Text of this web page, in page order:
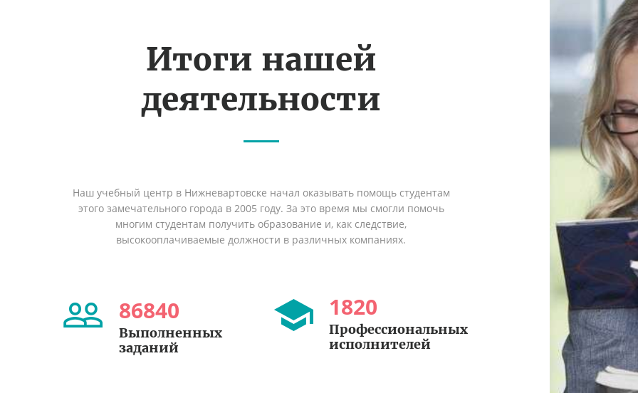
Итоги нашей
деятельности
Наш учебный центр в Нижневартовске начал оказывать помощь студентам
этого замечательного города в 2005 году. За это время мы смогли помочь
многим студентам получить образование и, как следствие,
высокооплачиваемые должности в различных компаниях.
86840
Выполненных
заданий
1820
Профессиональных
исполнителей